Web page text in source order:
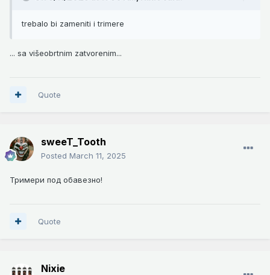
trebalo bi zameniti i trimere
... sa višeobrtnim zatvorenim...
Quote
sweeT_Tooth
Posted March 11, 2025
Тримери под обавезно!
Quote
Nixie